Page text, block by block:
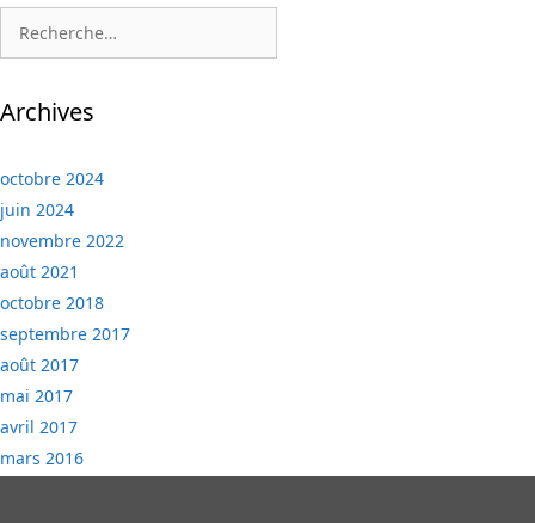
Archives
octobre 2024
juin 2024
novembre 2022
août 2021
octobre 2018
septembre 2017
août 2017
mai 2017
avril 2017
mars 2016